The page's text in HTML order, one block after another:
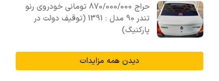
حراج 870/000/000 تومانی خودروی رنو
تندر 90 مدل : 1391 (توقیف دولت در
پارکنیگ)
دیدن همه مزایدات